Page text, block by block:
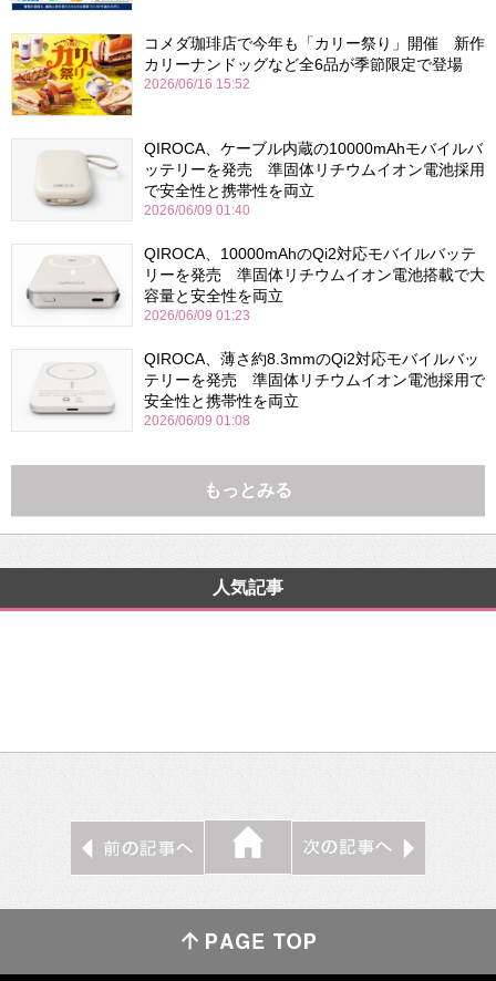
コメダ珈琲店で今年も「カリー祭り」開催 新作
カリーナンドッグなど全6品が季節限定で登場
2026/06/16 15:52
QIROCA、ケーブル内蔵の10000mAhモバイルバ
ッテリーを発売 準固体リチウムイオン電池採用
で安全性と携帯性を両立
2026/06/09 01:40
QIROCA、10000mAhのQi2対応モバイルバッテ
リーを発売 準固体リチウムイオン電池搭載で大
容量と安全性を両立
2026/06/09 01:23
QIROCA、薄さ約8.3mmのQi2対応モバイルバッ
テリーを発売 準固体リチウムイオン電池採用で
安全性と携帯性を両立
2026/06/09 01:08
もっとみる
人気記事